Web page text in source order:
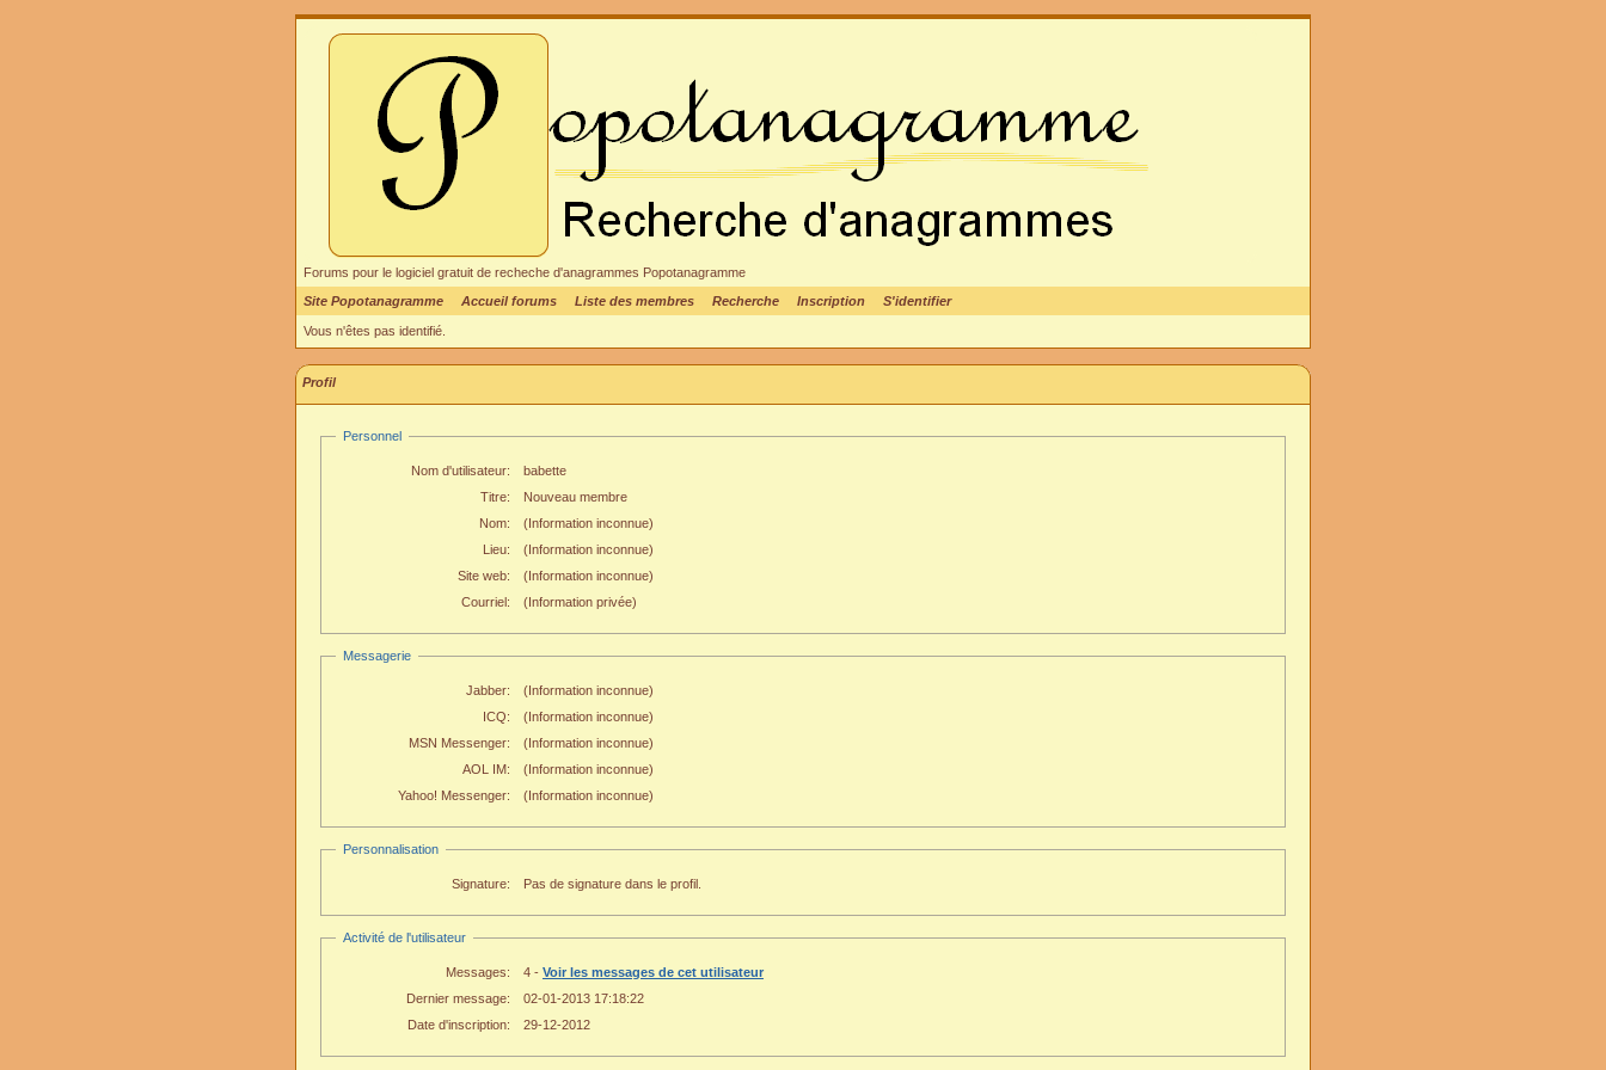
Forums pour le logiciel gratuit de recheche d'anagrammes Popotanagramme
Site Popotanagramme
Accueil forums Liste des membres Recherche Inscription S'identifier
Vous n'êtes pas identifié.
Profil
Personnel
Nom d'utilisateur:
babette
Titre:
Nouveau membre
Nom:
(Information inconnue)
Lieu:
(Information inconnue)
Site web:
(Information inconnue)
Courriel:
(Information privée)
Messagerie
Jabber:
(Information inconnue)
ICQ:
(Information inconnue)
MSN Messenger:
(Information inconnue)
AOL IM:
(Information inconnue)
Yahoo! Messenger:
(Information inconnue)
Personnalisation
Signature: Pas de signature dans le profil.
Activité de l'utilisateur
Messages: 4 - Voir les messages de cet utilisateur
Dernier message:
02-01-2013 17:18:22
Date d'inscription:
29-12-2012